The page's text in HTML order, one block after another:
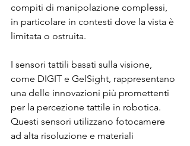
compiti di manipolazione complessi,
in particolare in contesti dove la vista è
limitata o ostruita.
I sensori tattili basati sulla visione,
come DIGIT e GelSight, rappresentano
una delle innovazioni più promettenti
per la percezione tattile in robotica.
Questi sensori utilizzano fotocamere
ad alta risoluzione e materiali